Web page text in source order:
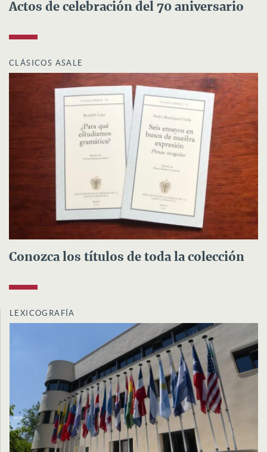
Actos de celebración del 70 aniversario
CLÁSICOS ASALE
Conozca los títulos de toda la colección
LEXICOGRAFÍA